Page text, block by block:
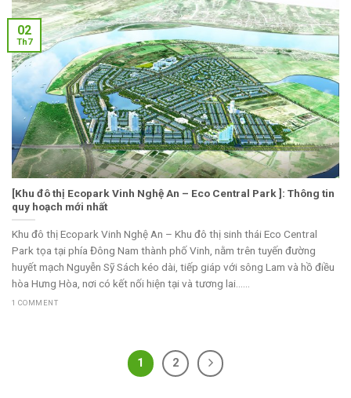
[Khu đô thị Ecopark Vinh Nghệ An – Eco Central Park ]: Thông tin
quy hoạch mới nhất
Khu đô thị Ecopark Vinh Nghệ An – Khu đô thị sinh thái Eco Central
Park tọa tại phía Đông Nam thành phố Vinh, nằm trên tuyến đường
huyết mạch Nguyễn Sỹ Sách kéo dài, tiếp giáp với sông Lam và hồ điều
hòa Hưng Hòa, nơi có kết nối hiện tại và tương lai......
1 COMMENT
02
Th7
1 2